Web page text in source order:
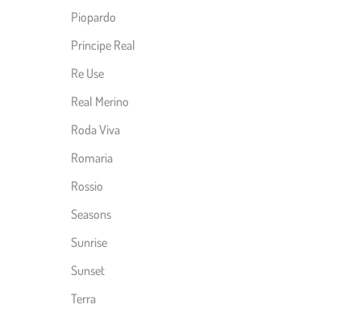
Piopardo
Príncipe Real
Re Use
Real Merino
Roda Viva
Romaria
Rossio
Seasons
Sunrise
Sunset
Terra